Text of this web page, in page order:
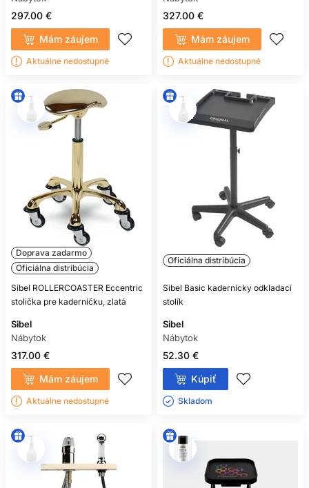
297.00 €
Mám záujem
Aktuálne nedostupné
327.00 €
Mám záujem
Aktuálne nedostupné
Doprava zadarmo
Oficiálna distribúcia
Sibel ROLLERCOASTER Eccentric
stolička pre kaderníčku, zlatá
Sibel
Nábytok
317.00 €
Mám záujem
Aktuálne nedostupné
Oficiálna distribúcia
Sibel Basic kadernícky odkladací
stolík
Sibel
Nábytok
52.30 €
Kúpiť
Skladom ㅤ